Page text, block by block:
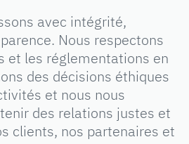
avec intégrité,
Nous respectons
et les réglementations en
des décisions éthiques
et nous nous
des relations justes et
clients, nos partenaires et